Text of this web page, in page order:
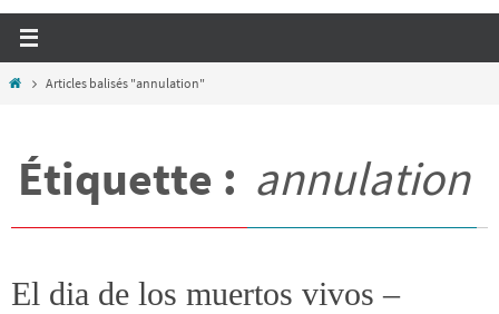
HomeArticles balisés "annulation"
Étiquette : annulation
El dia de los muertos vivos –